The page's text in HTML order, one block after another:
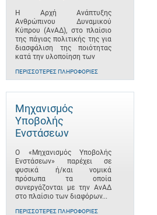
Η Αρχή Ανάπτυξης
Ανθρώπινου Δυναμικού
Κύπρου (ΑνΑΔ), στο πλαίσιο
της πάγιας πολιτικής της για
διασφάλιση της ποιότητας
κατά την υλοποίηση των
ΠΕΡΙΣΣΌΤΕΡΕΣ ΠΛΗΡΟΦΟΡΊΕΣ
Μηχανισμός
Υποβολής
Ενστάσεων
Ο «Μηχανισμός Υποβολής
Ενστάσεων» παρέχει σε
φυσικά ή/και νομικά
πρόσωπα τα οποία
συνεργάζονται με την ΑνΑΔ
στο πλαίσιο των διαφόρων...
ΠΕΡΙΣΣΌΤΕΡΕΣ ΠΛΗΡΟΦΟΡΊΕΣ